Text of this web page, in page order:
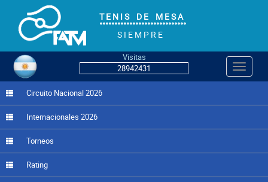
T E N I S D E M E S A
°°°°°°°°°°°°°°°°°°°°°°°°°°°°°
S I E M P R E
Visitas
28942431
Circuito Nacional 2026
Internacionales 2026
Torneos
Rating